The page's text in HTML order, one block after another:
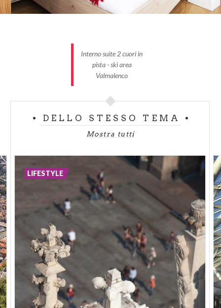
Interno suite 2 cuori in
pista - ski area
Valmalenco
DELLO STESSO TEMA
Mostra tutti
LIFESTYLE